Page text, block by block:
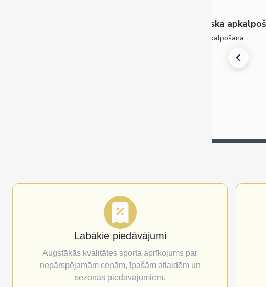
Ātra piegāde. Lieliska
Ātra piegāde. Lieliska apkalpošana.
Labākie piedāvājumi
Augstākās kvalitātes sporta aprīkojums par
nepārspējamām cenām, īpašām atlaidēm un
sezonas piedāvājumiem.